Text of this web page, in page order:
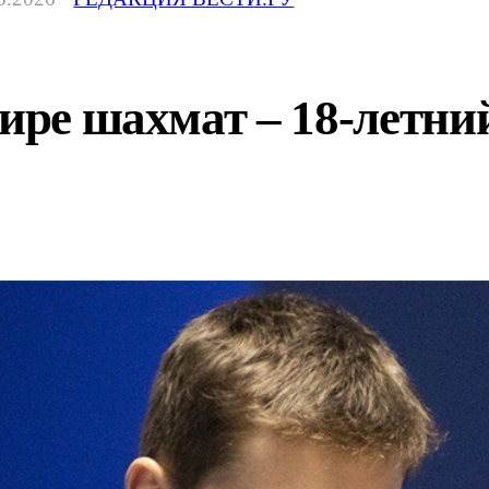
шахмат – 18-